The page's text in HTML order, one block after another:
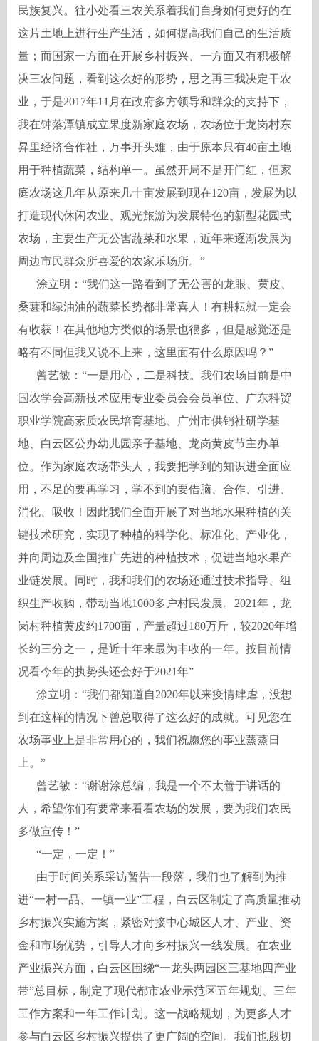
民族复兴。往小处看三农关系着我们自身如何更好的在
这片土地上进行生产生活，如何提高我们自己的生活质
量；而国家一方面在开展乡村振兴、一方面又有积极解
决三农问题，看到这么好的形势，思之再三我决定干农
业，于是2017年11月在政府多方领导和群众的支持下，
我在钟落潭镇成立果度新家庭农场，农场位于龙岗村东
昇里经济合作社，万事开头难，由于原本只有40亩土地
用于种植蔬菜，结构单一。虽然开局不是开门红，但家
庭农场这几年从原来几十亩发展到现在120亩，发展为以
打造现代休闲农业、观光旅游为发展特色的新型花园式
农场，主要生产无公害蔬菜和水果，近年来逐渐发展为
周边市民群众所喜爱的农家乐场所。”
涂立明：“我们这一路看到了无公害的龙眼、黄皮、
桑葚和绿油油的蔬菜长势都非常喜人！有耕耘就一定会
有收获！在其他地方类似的场景也很多，但是感觉还是
略有不同但我又说不上来，这里面有什么原因吗？”
曾艺敏：“一是用心，二是科技。我们农场目前是中
国农学会高新技术应用专业委员会会员单位、广东科贸
职业学院高素质农民培育基地、广州市供销社研学基
地、白云区公办幼儿园亲子基地、龙岗黄皮节主办单
位。作为家庭农场带头人，我要把学到的知识进全面应
用，不足的要再学习，学不到的要借脑、合作、引进、
消化、吸收！因此我们全面开展了对当地水果种植的关
键技术研究，实现了种植的科学化、标准化、产业化，
并向周边及全国推广先进的种植技术，促进当地水果产
业链发展。同时，我和我们的农场还通过技术指导、组
织生产收购，带动当地1000多户村民发展。2021年，龙
岗村种植黄皮约1700亩，产量超过180万斤，较2020年增
长约三分之一，是近十年来最为丰收的一年。按目前情
况看今年的执势头还会好于2021年”
涂立明：“我们都知道自2020年以来疫情肆虐，没想
到在这样的情况下曾总取得了这么好的成就。可见您在
农场事业上是非常用心的，我们祝愿您的事业蒸蒸日
上。”
曾艺敏：“谢谢涂总编，我是一个不太善于讲话的
人，希望你们有要常来看看农场的发展，要为我们农民
多做宣传！”
“一定，一定！”
由于时间关系采访暂告一段落，我们也了解到为推
进“一村一品、一镇一业”工程，白云区制定了高质量推动
乡村振兴实施方案，紧密对接中心城区人才、产业、资
金和市场优势，引导人才向乡村振兴一线发展。在农业
产业振兴方面，白云区围绕“一龙头两园区三基地四产业
带”总目标，制定了现代都市农业示范区五年规划、三年
工作方案和一年工作计划。这一战略规划，为更多人才
参与白云区乡村振兴提供了更广阔的空间。我们也殷切